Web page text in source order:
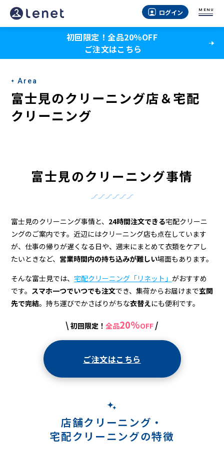
富
士
の
宅
配
ク
ログイン MENU
初回限定！全品20％OFF
ご注文はこちら
Area
富士見のクリーニング店＆宅配
クリーニング
富士見のクリーニング事情
富士見のクリーニング事情と、 24時間注文できる宅配クリーニ
ングのご案内です。近辺にはクリーニング店も点在しています
が、仕事の帰りが遅くなる日や、週末にまとめて衣類をケアし
たいときなど、 営業時間内の持ち込みが難しい場面もあります。
そんな富士見では、 宅配クリーニング「リネット」 がおすすめ
です。 スマホ一つでいつでも注文でき、集荷からお届けまで玄関
先で完結。持ち運びでかさばりがちな衣替えにも便利です。
\ 初回限定！ 全品20%OFF /
ご注文はこちら
店舗クリーニング・
宅配クリーニングの特徴